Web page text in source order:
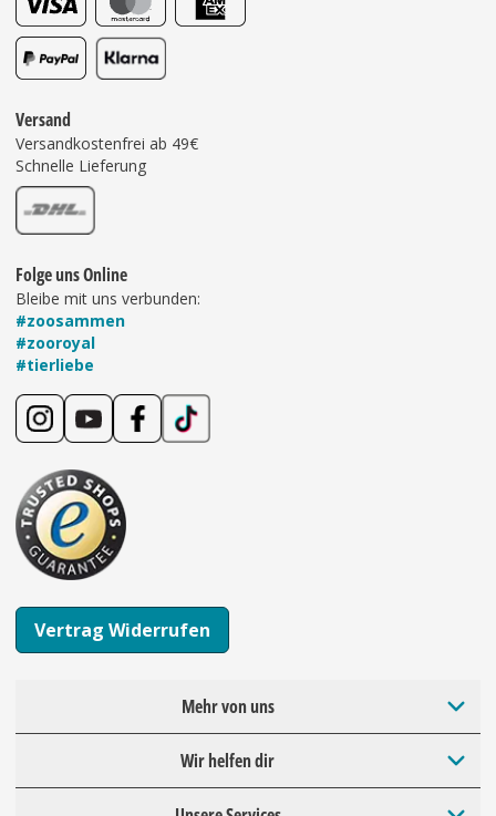
Versand
Versandkostenfrei ab 49€
Schnelle Lieferung
Folge uns Online
Bleibe mit uns verbunden:
#zoosammen
#zooroyal
#tierliebe
Vertrag Widerrufen
Mehr von uns
Wir helfen dir